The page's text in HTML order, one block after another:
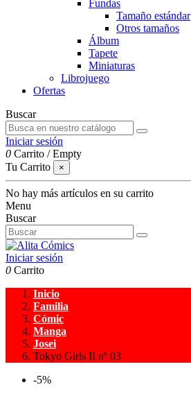
Fundas
Tamaño estándar
Otros tamaños
Álbum
Tapete
Miniaturas
Librojuego
Ofertas
Buscar
Iniciar sesión
0 Carrito /Empty
Tu Carrito
×
No hay más artículos en su carrito
Menu
Buscar
Iniciar sesión
0 Carrito
Inicio
Familia
Cómic
Manga
Josei
Tokyo Girls II nº 03
-5%